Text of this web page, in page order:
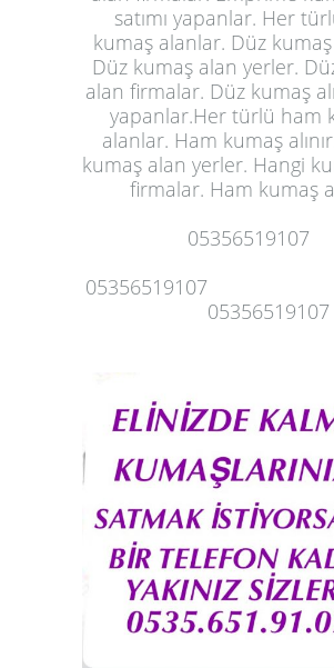
satımı yapanlar. Her
kumaş alanlar. Düz
Düz kumaş alan yerler.
alan firmalar. Düz kumaş
yapanlar.Her türlü ham
alanlar. Ham kumaş alınır
kumaş alan yerler. Hangi
firmalar. Ham kumaş
05356519107
05356519107